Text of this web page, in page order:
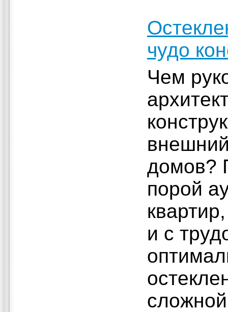
чудо
Чем
домов?
порой
и с